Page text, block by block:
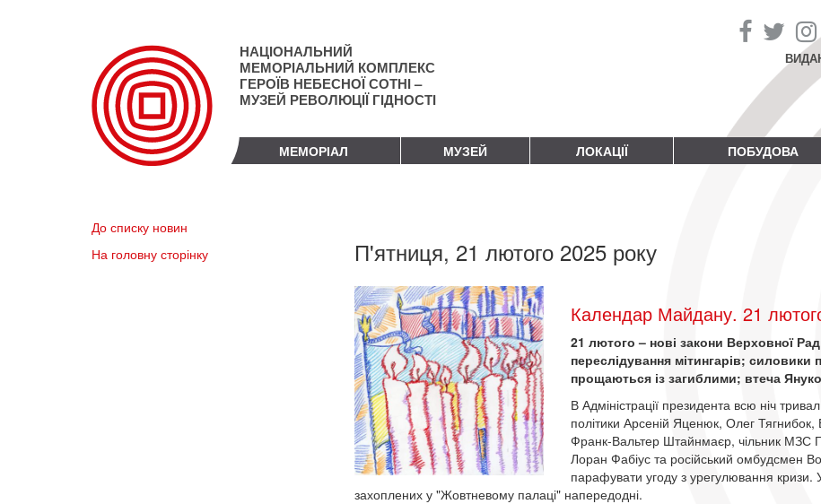
НАЦІОНАЛЬНИЙ
МЕМОРІАЛЬНИЙ КОМПЛЕКС
ГЕРОЇВ НЕБЕСНОЇ СОТНІ –
МУЗЕЙ РЕВОЛЮЦІЇ ГІДНОСТІ
МЕМОРІАЛ МУЗЕЙ ЛОКАЦІЇ ПОБУДОВА
До списку новин
На головну сторінку
П'ятниця, 21 лютого 2025 року
Календар Майдану. 21
21 лютого – нові закони Верховної
переслідування мітингарів;
прощаються із загиблими; втеча
В Адміністрації президента всю ніч
політики Арсеній Яценюк, Олег
Франк-Вальтер Штайнмаєр, чільник МЗС
Лоран Фабіус та російський омбудсмен
парафувати угоду з урегулювання кризи.
захоплених у "Жовтневому палаці" напередодні.